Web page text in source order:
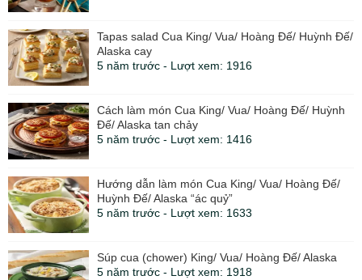
Tapas salad Cua King/ Vua/ Hoàng Đế/ Huỳnh Đế/
Alaska cay
5 năm trước - Lượt xem: 1916
Cách làm món Cua King/ Vua/ Hoàng Đế/ Huỳnh
Đế/ Alaska tan chảy
5 năm trước - Lượt xem: 1416
Hướng dẫn làm món Cua King/ Vua/ Hoàng Đế/
Huỳnh Đế/ Alaska “ác quỷ”
5 năm trước - Lượt xem: 1633
Súp cua (chower) King/ Vua/ Hoàng Đế/ Alaska
5 năm trước - Lượt xem: 1918